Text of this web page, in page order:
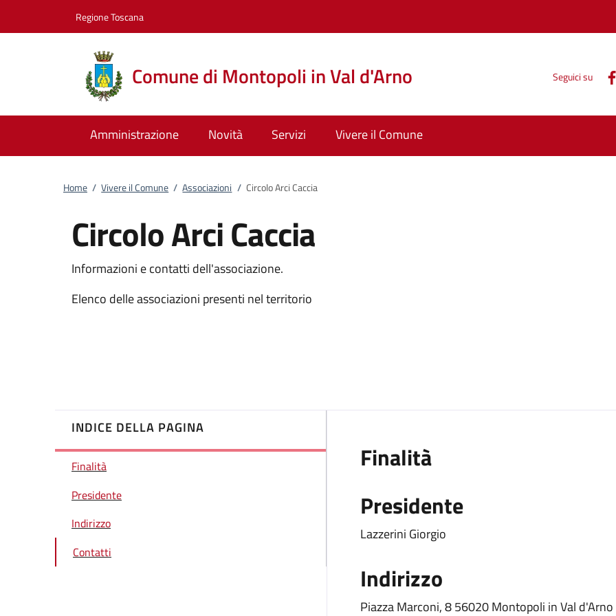
Regione Toscana
Comune di Montopoli in Val d'Arno Seguici su
Amministrazione Novità Servizi Vivere il Comune
Home / Vivere il Comune / Associazioni / Circolo Arci Caccia
Circolo Arci Caccia
Informazioni e contatti dell'associazione.
Elenco delle associazioni presenti nel territorio
INDICE DELLA PAGINA
Finalità
Presidente
Indirizzo
Contatti
Finalità
Presidente
Lazzerini Giorgio
Indirizzo
Piazza Marconi, 8 56020 Montopoli in Val d'Arno